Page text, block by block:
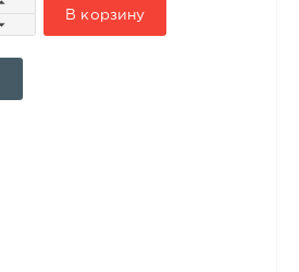
В корзину